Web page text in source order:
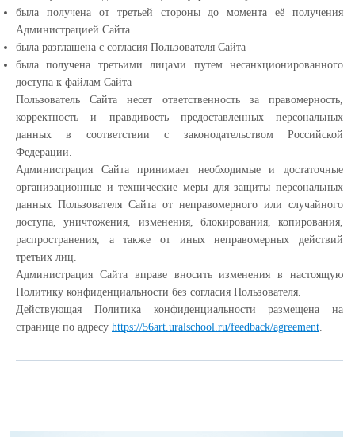
была получена от третьей стороны до момента её получения
Администрацией Сайта
была разглашена с согласия Пользователя Сайта
была получена третьими лицами путем несанкционированного
доступа к файлам Сайта
Пользователь Сайта несет ответственность за правомерность,
корректность и правдивость предоставленных персональных
данных в соответствии с законодательством Российской
Федерации.
Администрация Сайта принимает необходимые и достаточные
организационные и технические меры для защиты персональных
данных Пользователя Сайта от неправомерного или случайного
доступа, уничтожения, изменения, блокирования, копирования,
распространения, а также от иных неправомерных действий
третьих лиц.
Администрация Сайта вправе вносить изменения в настоящую
Политику конфиденциальности без согласия Пользователя.
Действующая Политика конфиденциальности размещена на
странице по адресу https://56art.uralschool.ru/feedback/agreement.